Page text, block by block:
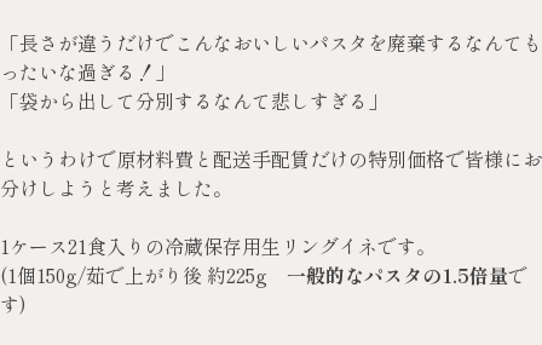
「長さが違うだけでこんなおいしいパスタを廃棄するなんても
ったいな過ぎる！」
「袋から出して分別するなんて悲しすぎる」
というわけで原材料費と配送手配賃だけの特別価格で皆様にお
分けしようと考えました。
1ケース21食入りの冷蔵保存用生リングイネです。
(1個150g/茹で上がり後 約225g 一般的なパスタの1.5倍量で
す)